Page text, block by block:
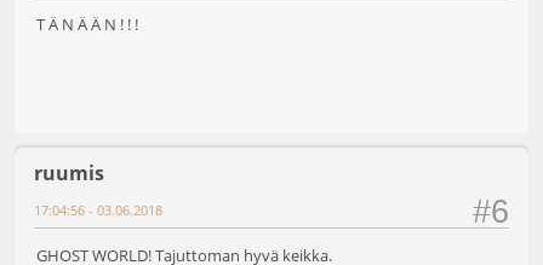
T Ä N Ä Ä N ! ! !
ruumis
#6
17:04:56 - 03.06.2018
GHOST WORLD! Tajuttoman hyvä keikka.